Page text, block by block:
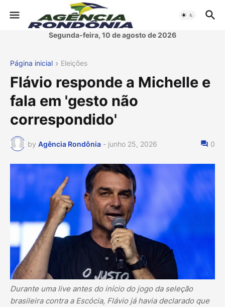
Segunda-feira, 10 de agosto de 2026
Página inicial Eleições
Flávio responde a Michelle e
fala em 'gesto não
correspondido'
by Agência Rondônia - junho 25, 2026 0
Durante uma live antes do início do jogo da seleção
brasileira contra a Escócia, Flávio já havia declarado que